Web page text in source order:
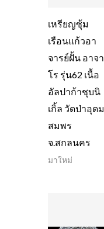
เหรียญซุ้ม
เรือนแก้วอา
จารย์ฝั้น อาจา
โร รุ่น62 เนื้อ
อัลปาก้าชุบนิ
เกิ้ล วัดป่าอุดม
สมพร
จ.สกลนคร
มาใหม่